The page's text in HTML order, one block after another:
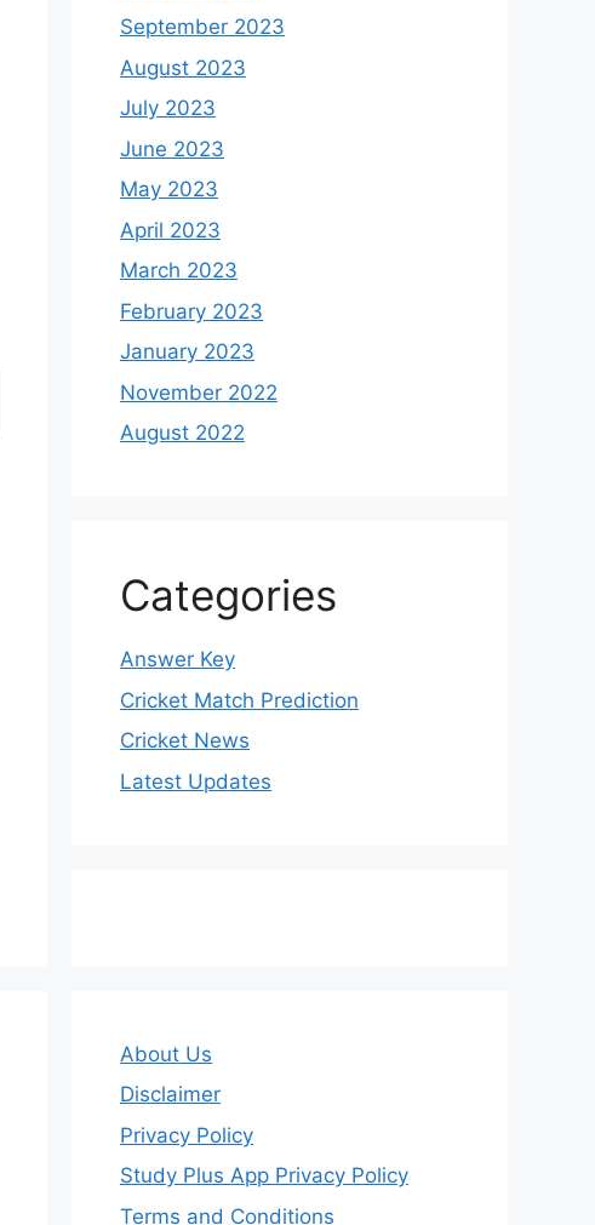
September 2023
August 2023
July 2023
June 2023
May 2023
April 2023
March 2023
February 2023
January 2023
November 2022
August 2022
Categories
Answer Key
Cricket Match Prediction
Cricket News
Latest Updates
About Us
Disclaimer
Privacy Policy
Study Plus App Privacy Policy
Terms and Conditions